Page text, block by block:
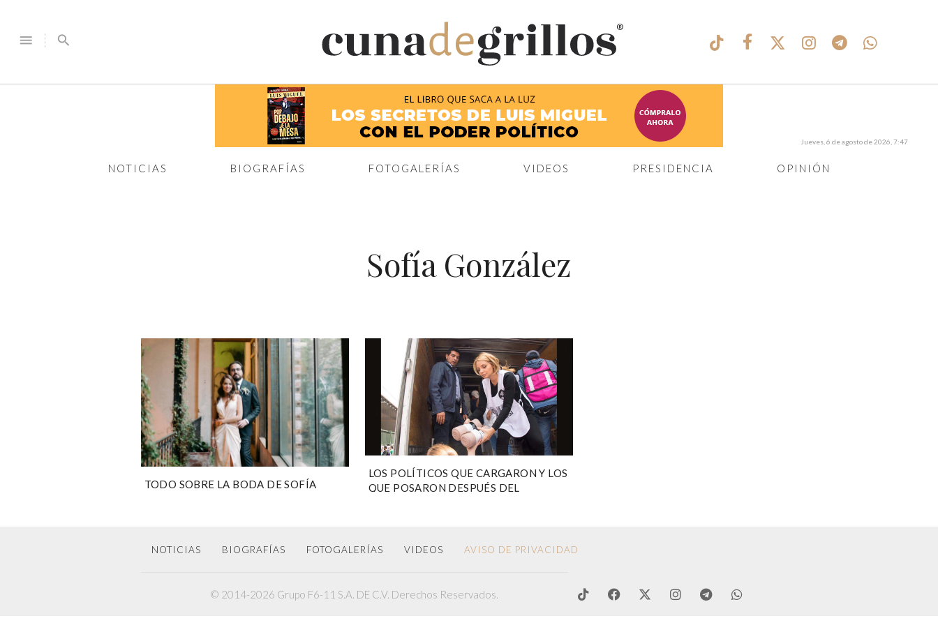
menu search
®
NOTICIAS BIOGRAFÍAS FOTOGALERÍAS VIDEOS PRESIDENCIA OPINIÓN
Jueves, 6 de agosto de 2026, 7:47
Sofía González
TODO SOBRE LA BODA DE SOFÍA
LOS POLÍTICOS QUE CARGARON Y LOS
QUE POSARON DESPUÉS DEL
NOTICIAS BIOGRAFÍAS FOTOGALERÍAS VIDEOS AVISO DE PRIVACIDAD
© 2014-2026 Grupo F6-11 S.A. DE C.V. Derechos Reservados.